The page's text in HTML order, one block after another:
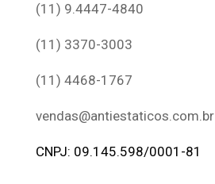
(11) 9.4447-4840
(11) 3370-3003
(11) 4468-1767
vendas@antiestaticos.com.br
CNPJ: 09.145.598/0001-81